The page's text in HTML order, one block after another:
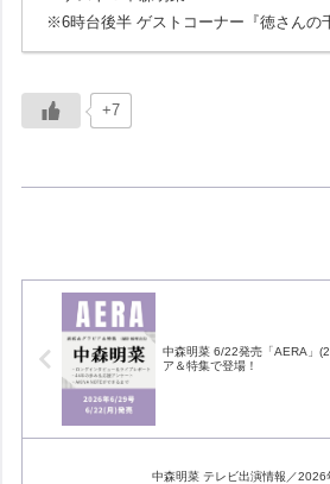
※6時台後半 ゲストコーナー『徳さんの
+7
中森明菜 6/22発売「AERA」
ア＆特集で登場！
中森明菜 テレビ出演情報／2026